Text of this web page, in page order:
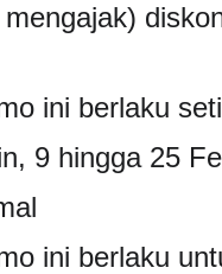
ini berlaku
9 hingga 25
ini berlaku